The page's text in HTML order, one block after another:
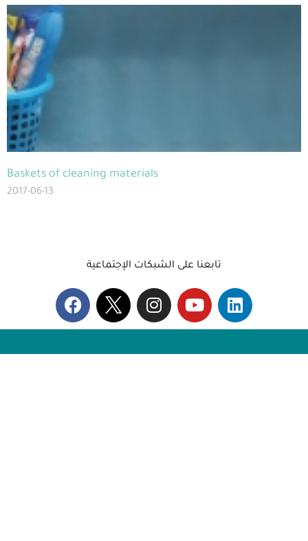
Baskets of cleaning materials
2017-06-13
تابعنا على الشبكات الإجتماعية